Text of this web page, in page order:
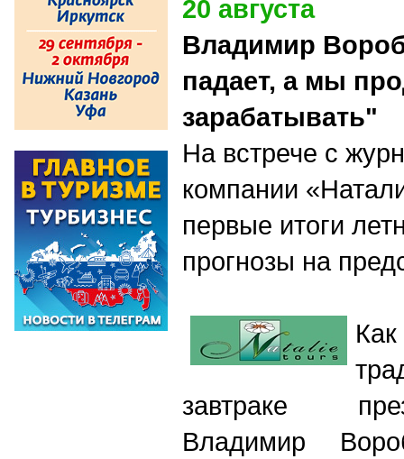
20 августа
Владимир
падает, а мы
зарабатывать"
На встрече с
компании
первые итоги
прогнозы на
завтраке
Владимир